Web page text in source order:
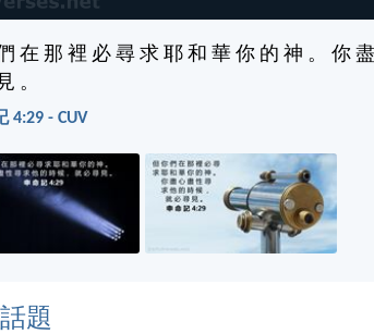
在 那 裡 必 尋 求 耶 和 華 你 的 神 。 你
。
4:29 - CUV
題